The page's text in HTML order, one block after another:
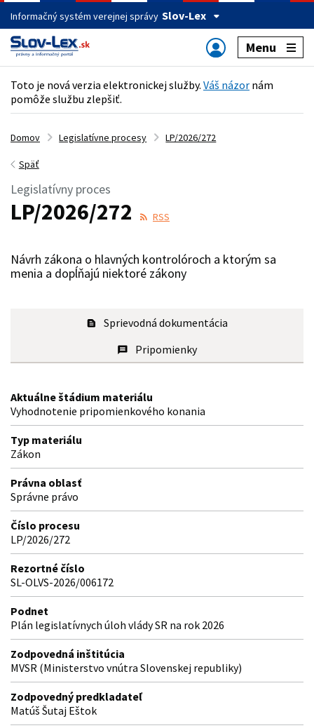
Informačný systém verejnej správy Slov-Lex
Menu
Toto je nová verzia elektronickej služby. Váš názor nám
pomôže službu zlepšiť.